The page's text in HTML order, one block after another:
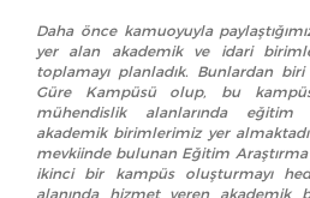
Daha önce kamuoyuyla
yer alan akademik ve idari
toplamayı planladık. Bunlardan
Güre Kampüsü olup, bu
mühendislik alanlarında
akademik birimlerimiz yer
mevkiinde bulunan Eğitim
ikinci bir kampüs oluşturmayı
alanında hizmet veren akademik